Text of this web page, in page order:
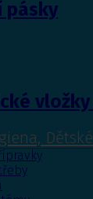
pásky